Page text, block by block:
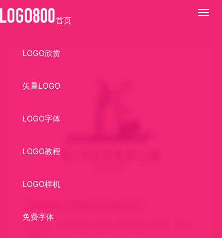
展
首页
LOGO欣赏
矢量LOGO
LOGO字体
LOGO教程
LOGO样机
免费字体